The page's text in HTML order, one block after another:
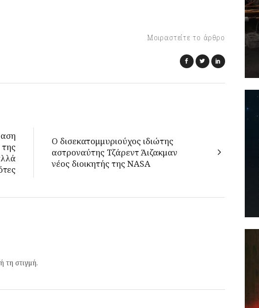
Μοιραστείτε το άρθρο
Ο δισεκατομμυριούχος ιδιώτης
αστροναύτης Τζάρεντ Άιζακμαν
νέος διοικητής της NASA
τη στιγμή.